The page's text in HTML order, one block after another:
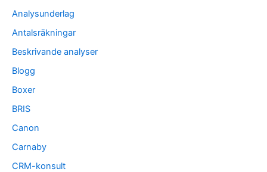
Analysunderlag
Antalsräkningar
Beskrivande analyser
Blogg
Boxer
BRIS
Canon
Carnaby
CRM-konsult